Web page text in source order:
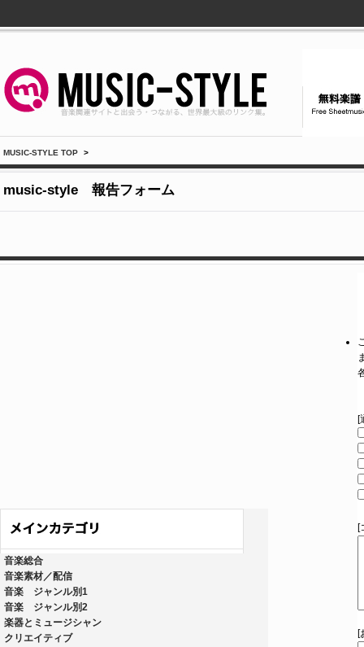
MUSIC-STYLE TOP >
music-style 報告フォーム
音楽総合
音楽素材／配信
音楽 ジャンル別1
音楽 ジャンル別2
楽器とミュージシャン
クリエイティブ
[
[
[